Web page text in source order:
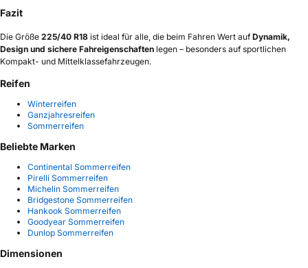
Fazit
Die Größe 225/40 R18 ist ideal für alle, die beim Fahren Wert aufDynamik,
Design und sichere Fahreigenschaften legen – besonders auf sportlichen
Kompakt- und Mittelklassefahrzeugen.
Reifen
Winterreifen
Ganzjahresreifen
Sommerreifen
Beliebte Marken
Continental Sommerreifen
Pirelli Sommerreifen
Michelin Sommerreifen
Bridgestone Sommerreifen
Hankook Sommerreifen
Goodyear Sommerreifen
Dunlop Sommerreifen
Dimensionen